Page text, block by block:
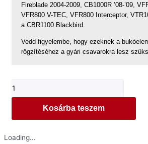
Fireblade 2004-2009, CB1000R ’08-’09,
VFR800 V-TEC, VFR800 Interceptor,
a CBR1100 Blackbird.
Vedd figyelembe, hogy ezeknek a
rögzítéséhez a gyári csavarokra lesz
bukógombák
Most
Kosárba teszem
Loading...